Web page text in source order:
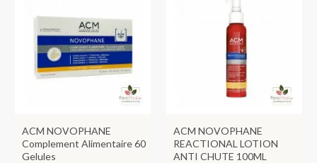
ACM NOVOPHANE
Complement Alimentaire 60
Gelules
ACM NOVOPHANE
REACTIONAL LOTION
ANTI CHUTE 100ML